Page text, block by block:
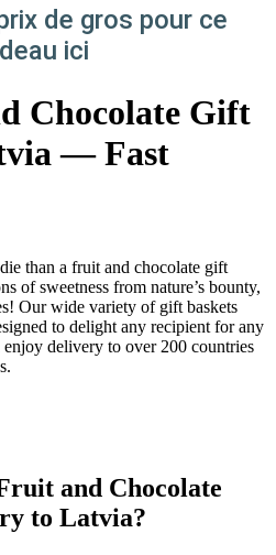
de gros pour ce
ici
Chocolate Gift
— Fast
than a fruit and chocolate gift
of sweetness from nature’s bounty,
Our wide variety of gift baskets
to delight any recipient for any
delivery to over 200 countries
and Chocolate
to Latvia?